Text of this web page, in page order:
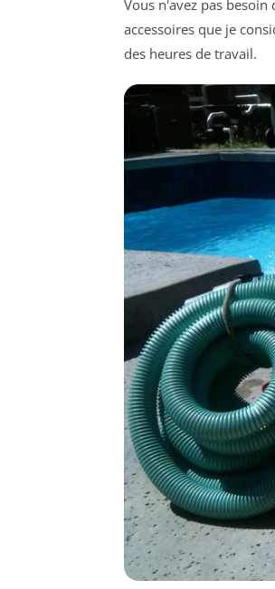
Vous n'avez pas
accessoires que je
des heures de travail.